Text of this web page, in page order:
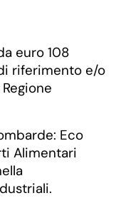
euro 108
riferimento e/o
Eco
Alimentari